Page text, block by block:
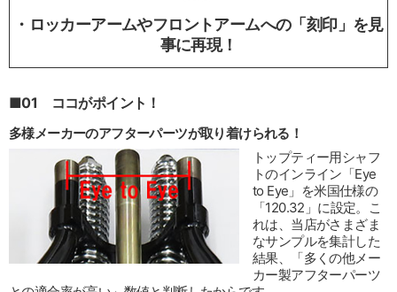
・ロッカーアームやフロントアームへの「刻印」を見
事に再現！
■01 ココがポイント！
多様メーカーのアフターパーツが取り着けられる！
トップティー用シャフ
トのインライン「Eye
to Eye」を米国仕様の
「120.32」に設定。こ
れは、当店がさまざま
なサンプルを集計した
結果、「多くの他メー
カー製アフターパーツ